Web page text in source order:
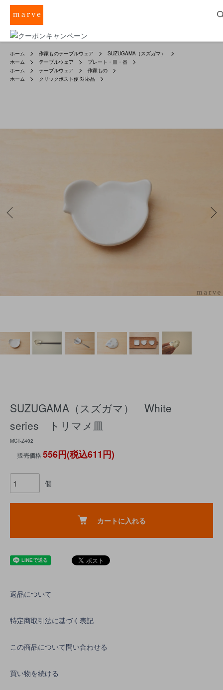
ホーム 作家ものテーブルウェア
SUZUGAMA（スズガマ）
ホーム
テーブルウェア
プレート・皿・器
ホーム
テーブルウェア
作家もの
ホーム
クリックポスト便 対応品
SUZUGAMA（スズガマ） White
series トリマメ皿
MCT-Z402
販売価格 556円(税込611円)
個
カートに入れる
返品について
特定商取引法に基づく表記
この商品について問い合わせる
買い物を続ける